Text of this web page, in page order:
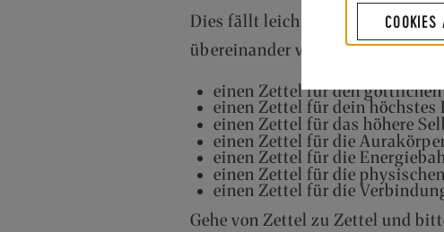
COOKIES
Dies fällt leichter, wenn du dir
übereinander vor dich legst:
einen Zettel für den
einen Zettel für dein höchstes
einen Zettel für das höhere
einen Zettel für die
einen Zettel für die
einen Zettel für die
einen Zettel für die
Gehe von Zettel zu Zettel und